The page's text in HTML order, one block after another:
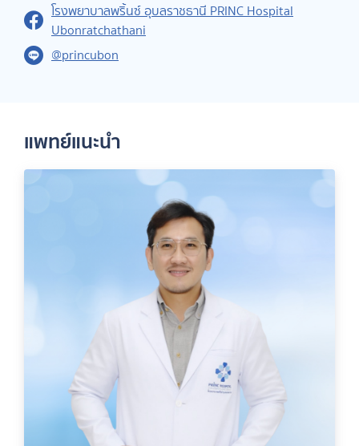
โรงพยาบาลพริ้นซ์ อุบลราชธานี PRINC Hospital
Ubonratchathani
@princubon
แพทย์แนะนำ